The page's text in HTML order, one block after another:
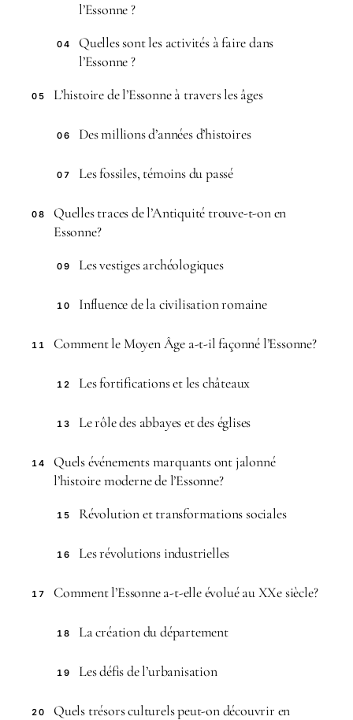
l’Essonne ?
04
Quelles sont les activités à faire dans
l’Essonne ?
05 L’histoire de l’Essonne à travers les âges
06 Des millions d’années d’histoires
07 Les fossiles, témoins du passé
08
Quelles traces de l’Antiquité trouve-t-on en
Essonne?
09 Les vestiges archéologiques
10 Influence de la civilisation romaine
11 Comment le Moyen Âge a-t-il façonné l’Essonne?
12 Les fortifications et les châteaux
13 Le rôle des abbayes et des églises
14
Quels événements marquants ont jalonné
l’histoire moderne de l’Essonne?
15 Révolution et transformations sociales
16 Les révolutions industrielles
17 Comment l’Essonne a-t-elle évolué au XXe siècle?
18 La création du département
19 Les défis de l’urbanisation
20
Quels trésors culturels peut-on découvrir en